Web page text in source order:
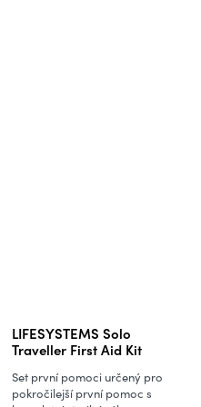
LIFESYSTEMS Solo
Traveller First Aid Kit
Set první pomoci určený pro
pokročilejší první pomoc s